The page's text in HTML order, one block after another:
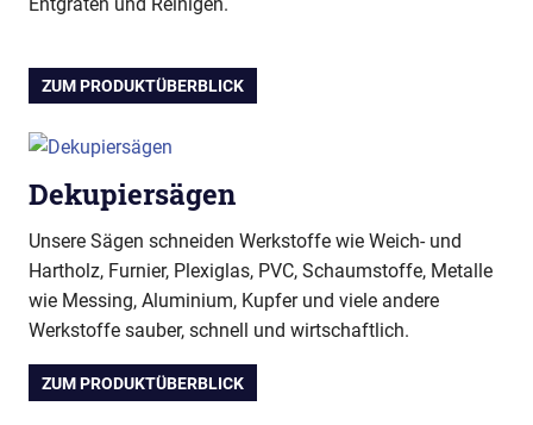
ZUM PRODUKTÜBERBLICK
Dekupiersägen
Unsere Sägen schneiden Werkstoffe wie Weich- und
Hartholz, Furnier, Plexiglas, PVC, Schaumstoffe, Metalle
wie Messing, Aluminium, Kupfer und viele andere
Werkstoffe sauber, schnell und wirtschaftlich.
ZUM PRODUKTÜBERBLICK